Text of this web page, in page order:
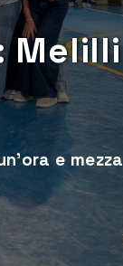
Melilli
e mezza